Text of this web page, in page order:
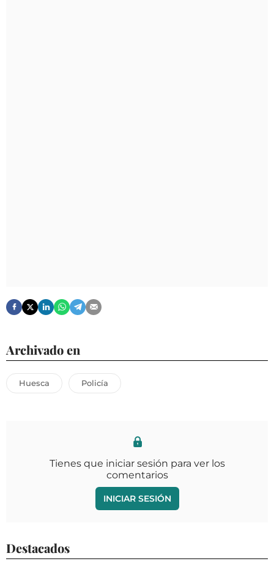
Archivado en
Huesca Policía
Tienes que iniciar sesión para ver los
comentarios
INICIAR SESIÓN
Destacados